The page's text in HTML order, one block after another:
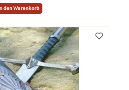
den Warenkorb